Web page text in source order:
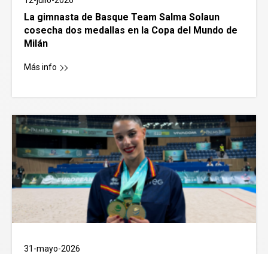
La gimnasta de Basque Team Salma Solaun
cosecha dos medallas en la Copa del Mundo de
Milán
Más info
31-mayo-2026